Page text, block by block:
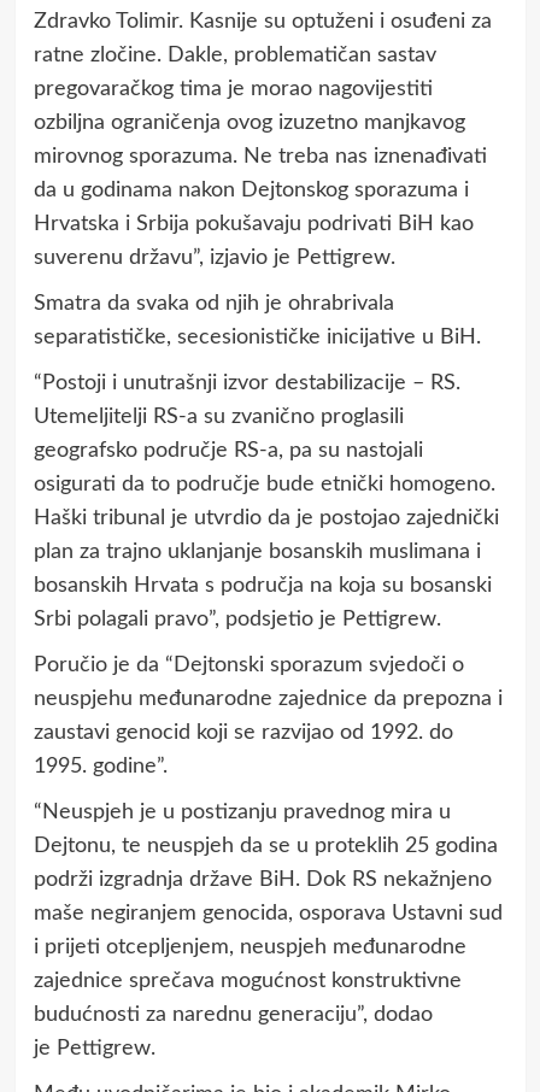
Zdravko Tolimir. Kasnije su optuženi i osuđeni za
ratne zločine. Dakle, problematičan sastav
pregovaračkog tima je morao nagovijestiti
ozbiljna ograničenja ovog izuzetno manjkavog
mirovnog sporazuma. Ne treba nas iznenađivati
da u godinama nakon Dejtonskog sporazuma i
Hrvatska i Srbija pokušavaju podrivati BiH kao
suverenu državu”, izjavio je Pettigrew.
Smatra da svaka od njih je ohrabrivala
separatističke, secesionističke inicijative u BiH.
“Postoji i unutrašnji izvor destabilizacije – RS.
Utemeljitelji RS-a su zvanično proglasili
geografsko područje RS-a, pa su nastojali
osigurati da to područje bude etnički homogeno.
Haški tribunal je utvrdio da je postojao zajednički
plan za trajno uklanjanje bosanskih muslimana i
bosanskih Hrvata s područja na koja su bosanski
Srbi polagali pravo”, podsjetio je Pettigrew.
Poručio je da “Dejtonski sporazum svjedoči o
neuspjehu međunarodne zajednice da prepozna i
zaustavi genocid koji se razvijao od 1992. do
1995. godine”.
“Neuspjeh je u postizanju pravednog mira u
Dejtonu, te neuspjeh da se u proteklih 25 godina
podrži izgradnja države BiH. Dok RS nekažnjeno
maše negiranjem genocida, osporava Ustavni sud
i prijeti otcepljenjem, neuspjeh međunarodne
zajednice sprečava mogućnost konstruktivne
budućnosti za narednu generaciju”, dodao
je Pettigrew.